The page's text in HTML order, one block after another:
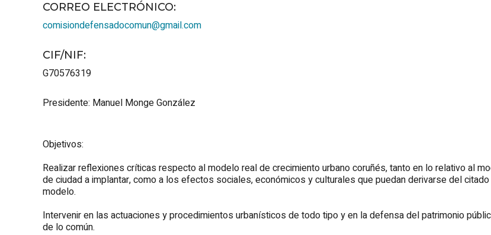
CORREO ELECTRÓNICO:
comisiondefensadocomun@gmail.com
CIF/NIF:
G70576319
Presidente: Manuel Monge González
Objetivos:
Realizar reflexiones críticas respecto al modelo real de crecimiento urbano coruñés, tanto en lo relativo al
de ciudad a implantar, como a los efectos sociales, económicos y culturales que puedan derivarse del citado
modelo.
Intervenir en las actuaciones y procedimientos urbanísticos de todo tipo y en la defensa del patrimonio
de lo común.